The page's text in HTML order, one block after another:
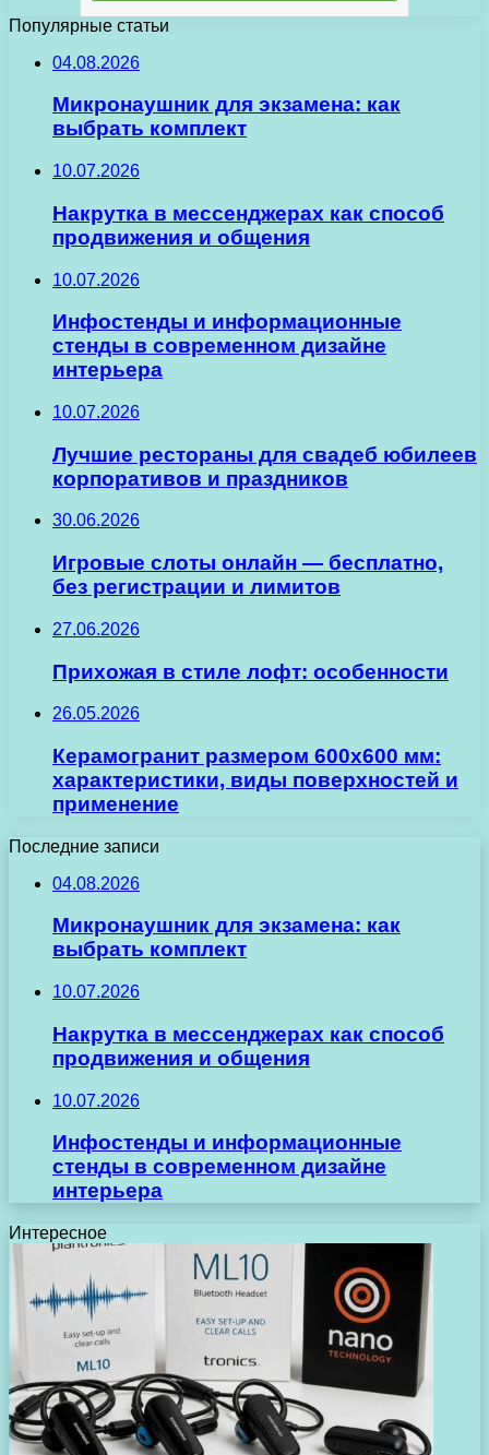
Популярные статьи
04.08.2026
Микронаушник для экзамена: как
выбрать комплект
10.07.2026
Накрутка в мессенджерах как способ
продвижения и общения
10.07.2026
Инфостенды и информационные
стенды в современном дизайне
интерьера
10.07.2026
Лучшие рестораны для свадеб юбилеев
корпоративов и праздников
30.06.2026
Игровые слоты онлайн — бесплатно,
без регистрации и лимитов
27.06.2026
Прихожая в стиле лофт: особенности
26.05.2026
Керамогранит размером 600х600 мм:
характеристики, виды поверхностей и
применение
Последние записи
04.08.2026
Микронаушник для экзамена: как
выбрать комплект
10.07.2026
Накрутка в мессенджерах как способ
продвижения и общения
10.07.2026
Инфостенды и информационные
стенды в современном дизайне
интерьера
Интересное